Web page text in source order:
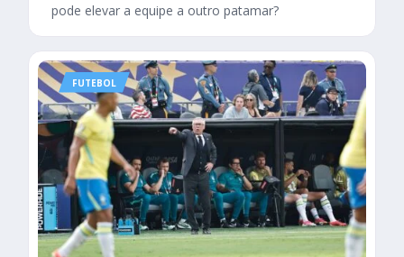
pode elevar a equipe a outro patamar?
FUTEBOL